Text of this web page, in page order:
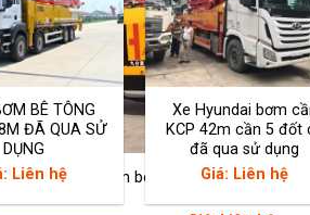
BÊ TÔNG
ĐÃ QUA SỬ
DỤNG
Liên hệ
Xe Hyundai bơm
KCP 42m cần 5 đốt
đã qua sử dụng
Giá: Liên hệ
Bơm bê tông tĩnh JH